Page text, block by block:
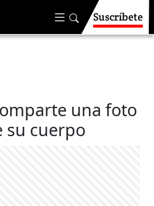
Suscríbete
una foto
su cuerpo